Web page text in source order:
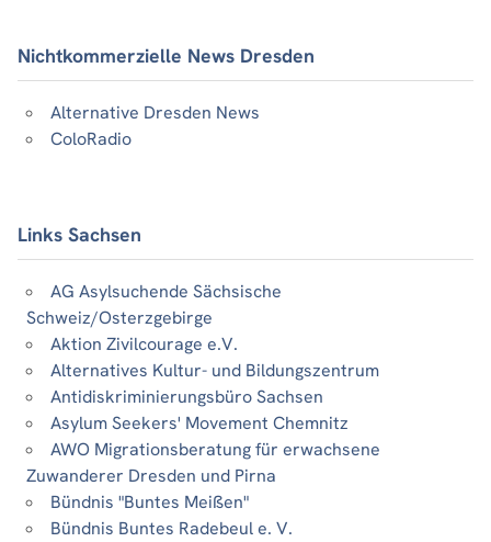
Nichtkommerzielle News Dresden
Alternative Dresden News
ColoRadio
Links Sachsen
AG Asylsuchende Sächsische
Schweiz/Osterzgebirge
Aktion Zivilcourage e.V.
Alternatives Kultur- und Bildungszentrum
Antidiskriminierungsbüro Sachsen
Asylum Seekers' Movement Chemnitz
AWO Migrationsberatung für erwachsene
Zuwanderer Dresden und Pirna
Bündnis "Buntes Meißen"
Bündnis Buntes Radebeul e. V.